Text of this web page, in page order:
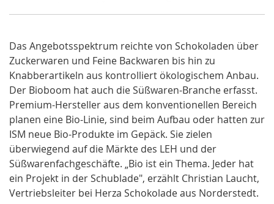
Das Angebotsspektrum reichte von Schokoladen über
Zuckerwaren und Feine Backwaren bis hin zu
Knabberartikeln aus kontrolliert ökologischem Anbau.
Der Bioboom hat auch die Süßwaren-Branche erfasst.
Premium-Hersteller aus dem konventionellen Bereich
planen eine Bio-Linie, sind beim Aufbau oder hatten zur
ISM neue Bio-Produkte im Gepäck. Sie zielen
überwiegend auf die Märkte des LEH und der
Süßwarenfachgeschäfte. „Bio ist ein Thema. Jeder hat
ein Projekt in der Schublade", erzählt Christian Laucht,
Vertriebsleiter bei Herza Schokolade aus Norderstedt.